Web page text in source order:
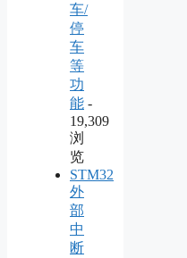
车/
停
车
等
功
能 -
19,309
浏
览
STM32
外
部
中
断